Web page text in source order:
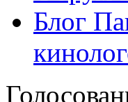
Блог